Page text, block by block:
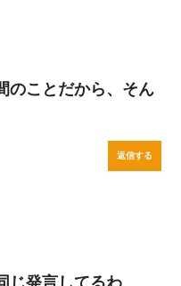
のことだから、そん
返信する